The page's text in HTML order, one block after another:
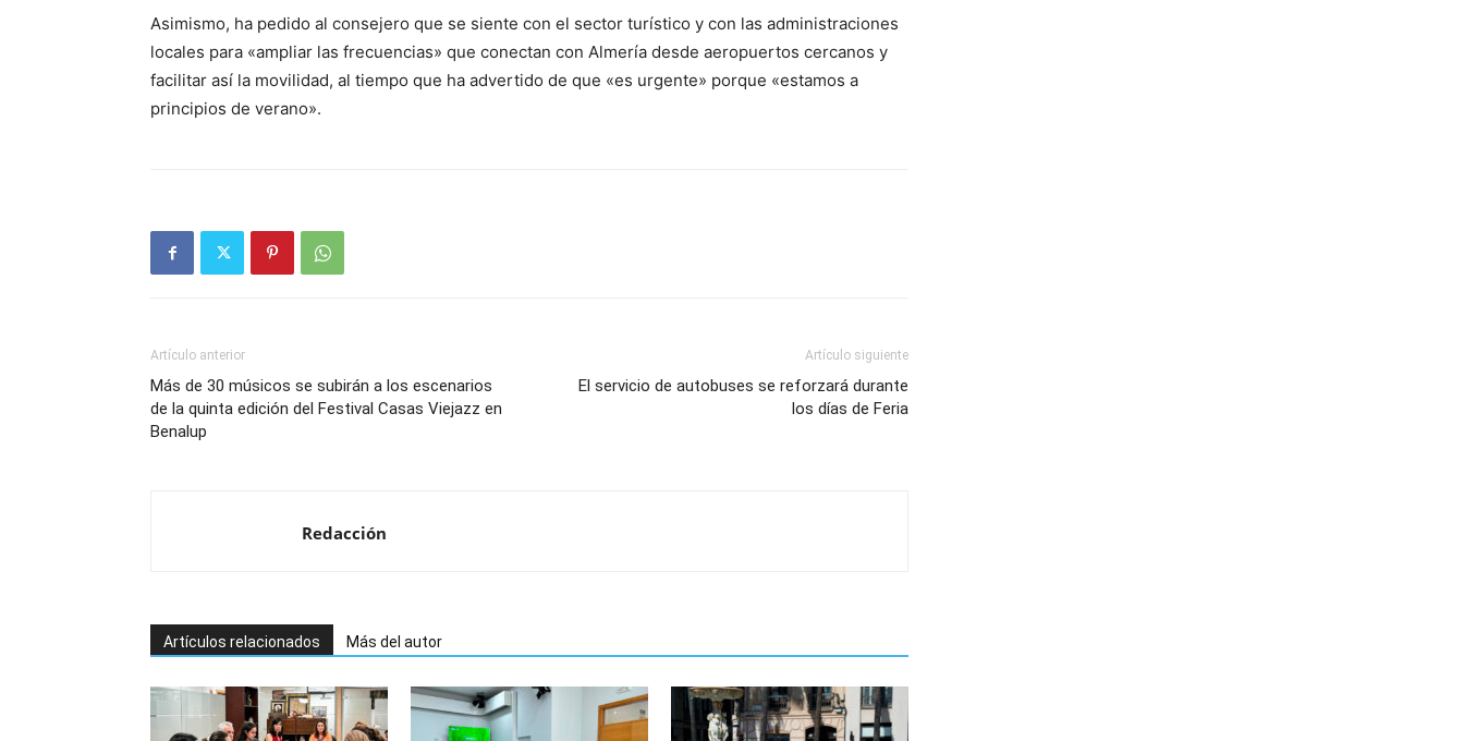
Asimismo, ha pedido al consejero que se siente con el sector turístico y con las administraciones
locales para «ampliar las frecuencias» que conectan con Almería desde aeropuertos cercanos y
facilitar así la movilidad, al tiempo que ha advertido de que «es urgente» porque «estamos a
principios de verano».
Artículo anterior
Más de 30 músicos se subirán a los escenarios
de la quinta edición del Festival Casas Viejazz en
Benalup
Artículo siguiente
El servicio de autobuses se reforzará durante
los días de Feria
Redacción
Artículos relacionados Más del autor